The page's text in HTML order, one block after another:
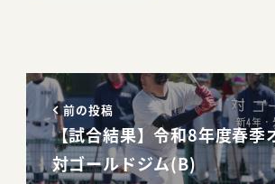
前の投稿
【試合結果】令和8年度春季
対ゴールドジム(B)